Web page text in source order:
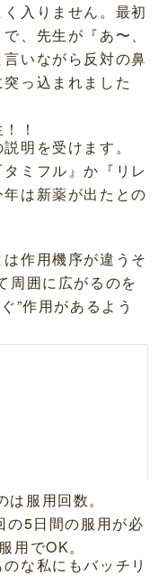
入りません。最初
、先生が『あ〜、
いながら反対の鼻
っ込まれました
！
明を受けます。
ミフル』か『リレ
は新薬が出たとの
作用機序が違うそ
周囲に広がるのを
”作用があるよう
服用回数。
の5日間の服用が必
用でOK。
な私にもバッチリ